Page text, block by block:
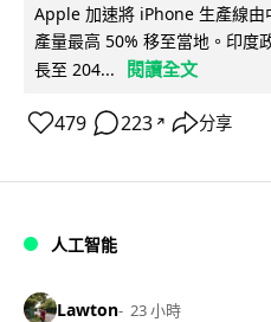
Apple 加速將 iPhone 生產線由
產量最高 50% 移至當地。印度
長至 204...
閱讀全文
479 223 ↗ 分享
人工智能
Lawton 23 小時